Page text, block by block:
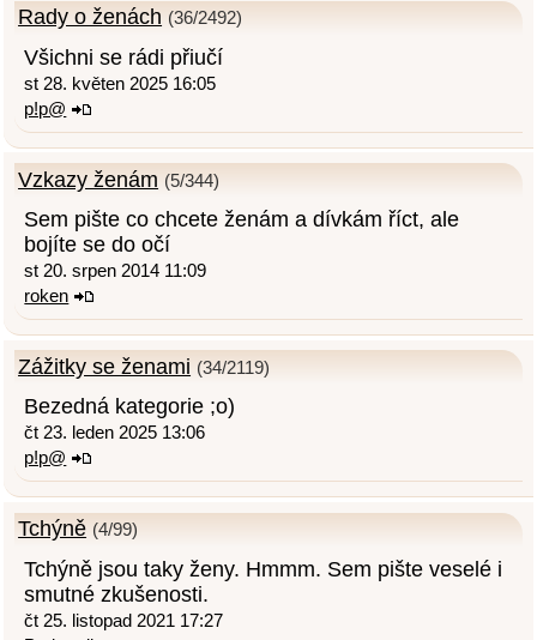
Rady o ženách (36/2492)
Všichni se rádi přiučí
st 28. květen 2025 16:05
p!p@
Vzkazy ženám (5/344)
Sem pište co chcete ženám a dívkám říct, ale
bojíte se do očí
st 20. srpen 2014 11:09
roken
Zážitky se ženami (34/2119)
Bezedná kategorie ;o)
čt 23. leden 2025 13:06
p!p@
Tchýně (4/99)
Tchýně jsou taky ženy. Hmmm. Sem pište veselé i
smutné zkušenosti.
čt 25. listopad 2021 17:27